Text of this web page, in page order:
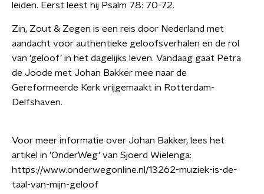
leiden. Eerst leest hij Psalm 78: 70-72.
Zin, Zout & Zegen is een reis door Nederland met
aandacht voor authentieke geloofsverhalen en de rol
van ‘geloof’ in het dagelijks leven. Vandaag gaat Petra
de Joode met Johan Bakker mee naar de
Gereformeerde Kerk vrijgemaakt in Rotterdam-
Delfshaven.
Voor meer informatie over Johan Bakker, lees het
artikel in 'OnderWeg' van Sjoerd Wielenga:
https://www.onderwegonline.nl/13262-muziek-is-de-
taal-van-mijn-geloof